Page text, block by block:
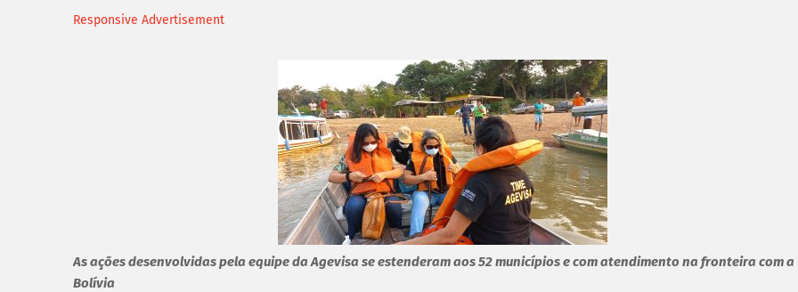
Responsive Advertisement
As ações desenvolvidas pela equipe da Agevisa se estenderam aos 52 municípios e com atendimento na fronteira com a
Bolívia